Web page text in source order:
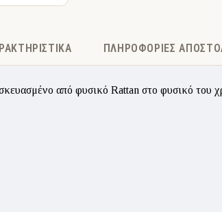
ΠΛΗΡΟΦΟΡΊΕΣ
από φυσικό Rattan στο φυσικό του